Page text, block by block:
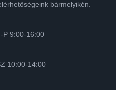
bármelyikén.
P 9:00-16:00
10:00-14:00